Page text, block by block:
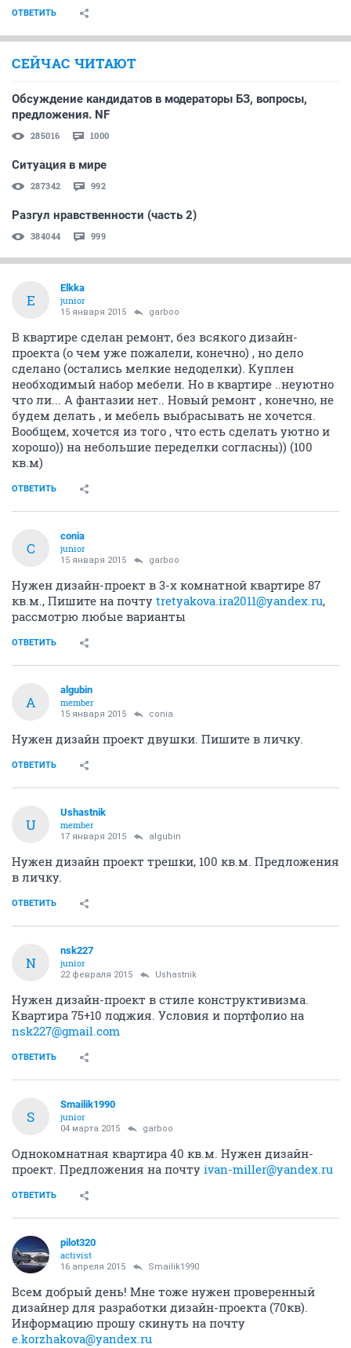
ОТВЕТИТЬ
СЕЙЧАС ЧИТАЮТ
Обсуждение кандидатов в модераторы БЗ, вопросы,
предложения. NF
285016 1000
Ситуация в мире
287342 992
Разгул нравственности (часть 2)
384044 999
E
Elkka
junior
15 января 2015 garboo
В квартире сделан ремонт, без всякого дизайн-
проекта (о чем уже пожалели, конечно) , но дело
сделано (остались мелкие недоделки). Куплен
необходимый набор мебели. Но в квартире ..неуютно
что ли... А фантазии нет.. Новый ремонт , конечно, не
будем делать , и мебель выбрасывать не хочется.
Вообщем, хочется из того , что есть сделать уютно и
хорошо)) на небольшие переделки согласны)) (100
кв.м)
ОТВЕТИТЬ
C
conia
junior
15 января 2015 garboo
Нужен дизайн-проект в 3-х комнатной квартире 87
кв.м., Пишите на почту tretyakova.ira2011@yandex.ru,
рассмотрю любые варианты
ОТВЕТИТЬ
A
algubin
member
15 января 2015 conia
Нужен дизайн проект двушки. Пишите в личку.
ОТВЕТИТЬ
U
Ushastnik
member
17 января 2015 algubin
Нужен дизайн проект трешки, 100 кв.м. Предложения
в личку.
ОТВЕТИТЬ
N
nsk227
junior
22 февраля 2015 Ushastnik
Нужен дизайн-проект в стиле конструктивизма.
Квартира 75+10 лоджия. Условия и портфолио на
nsk227@gmail.com
ОТВЕТИТЬ
S
Smailik1990
junior
04 марта 2015 garboo
Однокомнатная квартира 40 кв.м. Нужен дизайн-
проект. Предложения на почту ivan-miller@yandex.ru
ОТВЕТИТЬ
pilot320
activist
16 апреля 2015 Smailik1990
Всем добрый день! Мне тоже нужен проверенный
дизайнер для разработки дизайн-проекта (70кв).
Информацию прошу скинуть на почту
e.korzhakova@yandex.ru